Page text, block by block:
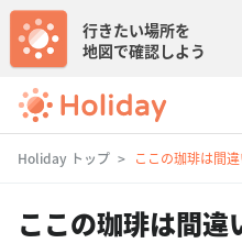
行きたい場所を
地図で確認しよう
Holiday トップ ここの珈琲は間
ここの珈琲は間違